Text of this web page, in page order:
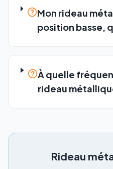
Mon rideau
position basse,
À quelle
rideau
Rideau